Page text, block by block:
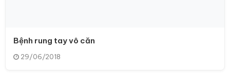
Bệnh rung tay vô căn
29/06/2018